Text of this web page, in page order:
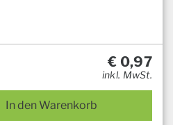
€ 0,97
inkl. MwSt.
In den Warenkorb